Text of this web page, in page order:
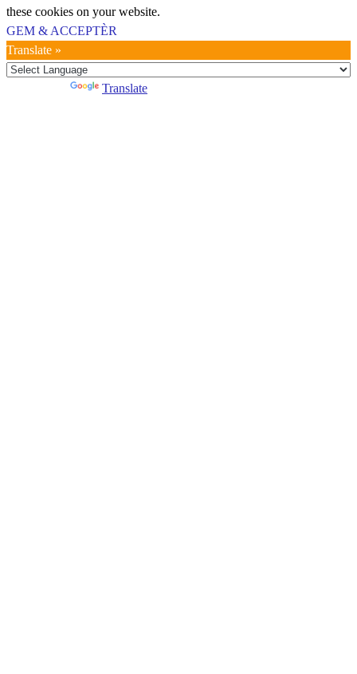
these cookies on your website.
GEM & ACCEPTÈR
Translate »
Translate